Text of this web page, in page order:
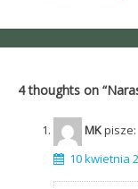
4 thoughts on “
MKpisze:
10 kwietnia